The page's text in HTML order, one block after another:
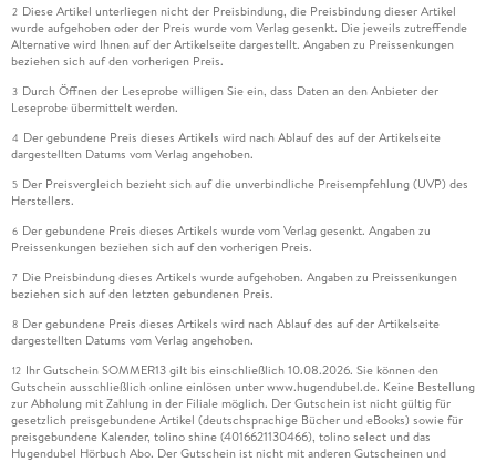
2 Diese Artikel unterliegen nicht der Preisbindung, die Preisbindung dieser Artikel
wurde aufgehoben oder der Preis wurde vom Verlag gesenkt. Die jeweils zutreffende
Alternative wird Ihnen auf der Artikelseite dargestellt. Angaben zu Preissenkungen
beziehen sich auf den vorherigen Preis.
3 Durch Öffnen der Leseprobe willigen Sie ein, dass Daten an den Anbieter der
Leseprobe übermittelt werden.
4 Der gebundene Preis dieses Artikels wird nach Ablauf des auf der Artikelseite
dargestellten Datums vom Verlag angehoben.
5 Der Preisvergleich bezieht sich auf die unverbindliche Preisempfehlung (UVP) des
Herstellers.
6 Der gebundene Preis dieses Artikels wurde vom Verlag gesenkt. Angaben zu
Preissenkungen beziehen sich auf den vorherigen Preis.
7 Die Preisbindung dieses Artikels wurde aufgehoben. Angaben zu Preissenkungen
beziehen sich auf den letzten gebundenen Preis.
8 Der gebundene Preis dieses Artikels wird nach Ablauf des auf der Artikelseite
dargestellten Datums vom Verlag angehoben.
12 Ihr Gutschein SOMMER13 gilt bis einschließlich 10.08.2026. Sie können den
Gutschein ausschließlich online einlösen unter www.hugendubel.de. Keine Bestellung
zur Abholung mit Zahlung in der Filiale möglich. Der Gutschein ist nicht gültig für
gesetzlich preisgebundene Artikel (deutschsprachige Bücher und eBooks) sowie für
preisgebundene Kalender, tolino shine (4016621130466), tolino select und das
Hugendubel Hörbuch Abo. Der Gutschein ist nicht mit anderen Gutscheinen und